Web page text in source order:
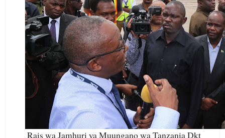
Rais wa Jamhuri ya Muungano wa Tanzania Dkt